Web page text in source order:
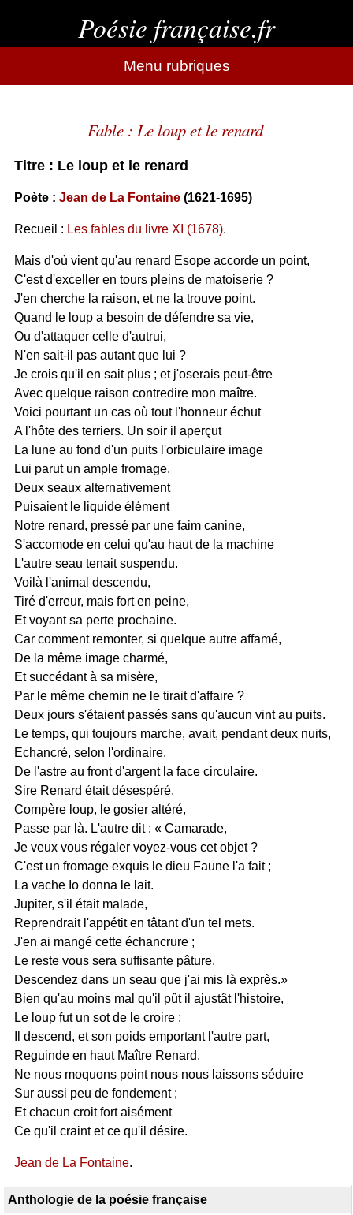
Poésie française.fr
Menu rubriques
Fable : Le loup et le renard
Titre : Le loup et le renard
Poète : Jean de La Fontaine(1621-1695)
Recueil : Les fables du livre XI (1678).
Mais d'où vient qu'au renard Esope accorde un point,
C'est d'exceller en tours pleins de matoiserie ?
J'en cherche la raison, et ne la trouve point.
Quand le loup a besoin de défendre sa vie,
Ou d'attaquer celle d'autrui,
N'en sait-il pas autant que lui ?
Je crois qu'il en sait plus ; et j'oserais peut-être
Avec quelque raison contredire mon maître.
Voici pourtant un cas où tout l'honneur échut
A l'hôte des terriers. Un soir il aperçut
La lune au fond d'un puits l'orbiculaire image
Lui parut un ample fromage.
Deux seaux alternativement
Puisaient le liquide élément
Notre renard, pressé par une faim canine,
S'accomode en celui qu'au haut de la machine
L'autre seau tenait suspendu.
Voilà l'animal descendu,
Tiré d'erreur, mais fort en peine,
Et voyant sa perte prochaine.
Car comment remonter, si quelque autre affamé,
De la même image charmé,
Et succédant à sa misère,
Par le même chemin ne le tirait d'affaire ?
Deux jours s'étaient passés sans qu'aucun vint au puits.
Le temps, qui toujours marche, avait, pendant deux nuits,
Echancré, selon l'ordinaire,
De l'astre au front d'argent la face circulaire.
Sire Renard était désespéré.
Compère loup, le gosier altéré,
Passe par là. L'autre dit : « Camarade,
Je veux vous régaler voyez-vous cet objet ?
C'est un fromage exquis le dieu Faune l'a fait ;
La vache Io donna le lait.
Jupiter, s'il était malade,
Reprendrait l'appétit en tâtant d'un tel mets.
J'en ai mangé cette échancrure ;
Le reste vous sera suffisante pâture.
Descendez dans un seau que j'ai mis là exprès.»
Bien qu'au moins mal qu'il pût il ajustât l'histoire,
Le loup fut un sot de le croire ;
Il descend, et son poids emportant l'autre part,
Reguinde en haut Maître Renard.
Ne nous moquons point nous nous laissons séduire
Sur aussi peu de fondement ;
Et chacun croit fort aisément
Ce qu'il craint et ce qu'il désire.
Jean de La Fontaine.
Anthologie de la poésie française